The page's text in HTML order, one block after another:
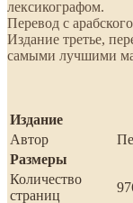
лексикографом.
Перевод с
Издание третье,
самыми лучшими
Издание
Автор
Размеры
Количество
страниц